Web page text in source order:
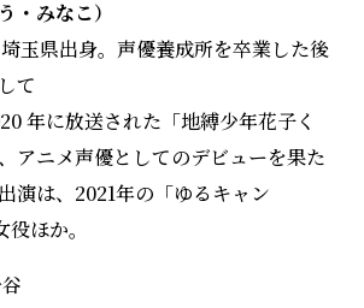
演は、2021年の「ゆるキャン
役ほか。
ストラ」NHK公式サイトはこちら